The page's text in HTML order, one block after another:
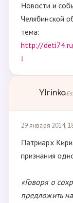
Новости и
Челябинской
тема:
http://
l
YIrinka
29 января 2014,
Патриарх
признания
«Говоря о
предложить